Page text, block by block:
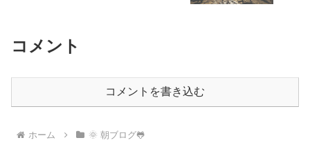
コメント
コメントを書き込む
ホーム 🌞 朝ブログ🐸